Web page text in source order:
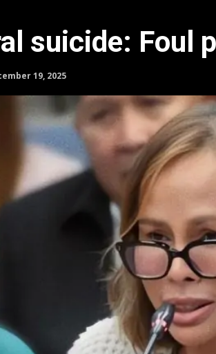
suicide: Foul
19, 2025